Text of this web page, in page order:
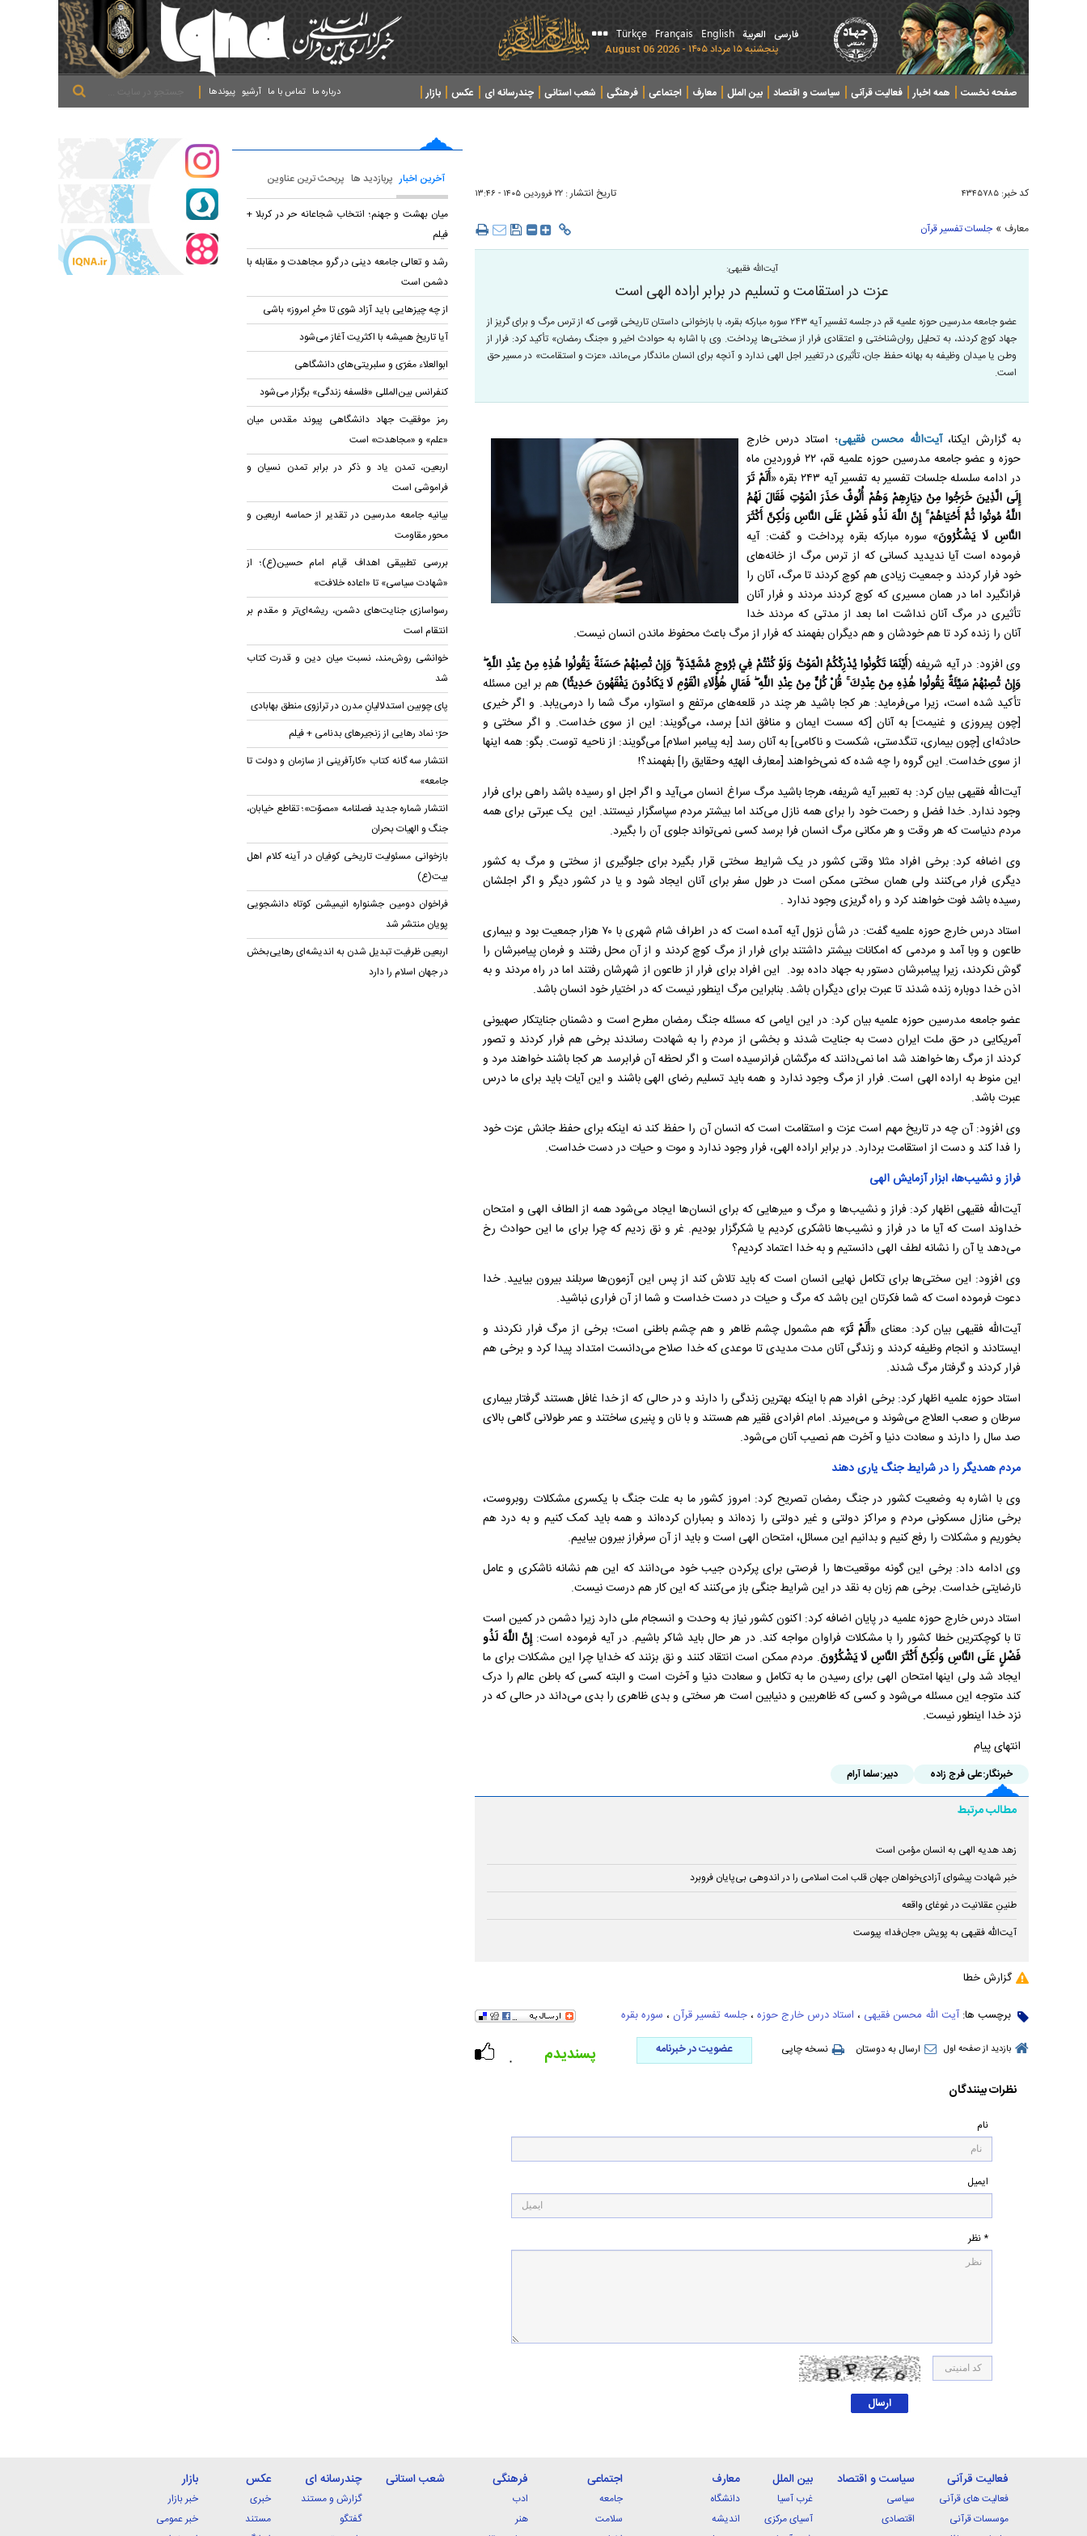
فارسی العربیة English
Français
Türkçe
پنجشنبه ۱۵ مرداد ۱۴۰۵ - 2026 August 06
صفحه نخست همه اخبار فعالیت قرآنی سیاست و اقتصاد بین الملل معارف اجتماعی فرهنگی شعب استانی چندرسانه ای عکس
بازار
پیوندها آرشیو تماس با ما درباره ما
کد خبر: ۴۳۴۵۷۸۵ تاریخ انتشار : ۲۲ فروردين ۱۴۰۵ - ۱۳:۴۶
معارف » جلسات تفسیر قرآن
آیت‌الله فقیهی:
عزت در استقامت و تسلیم در برابر اراده الهی است
عضو جامعه مدرسین حوزه علمیه قم در جلسه تفسیر آیه ۲۴۳ سوره مبارکه بقره، با بازخوانی داستان تاریخی قومی که از ترس مرگ و برای گریز از
جهاد کوچ کردند، به تحلیل روان‌شناختی و اعتقادی فرار از سختی‌ها پرداخت. وی با اشاره به حوادث اخیر و «جنگ رمضان» تأکید کرد: فرار از
وطن یا میدان وظیفه به بهانه حفظ جان، تأثیری در تغییر اجل الهی ندارد و آنچه برای انسان ماندگار می‌ماند، «عزت و استقامت» در مسیر حق
است.
به گزارش ایکنا،آیت‌الله محسن فقیهی؛ استاد درس خارج
حوزه و عضو جامعه مدرسین حوزه علمیه قم، ۲۲ فروردین‌ ماه
در ادامه سلسله جلسات تفسیر به تفسیر آیه ۲۴۳ بقره «
أَلَمْ تَرَ
إِلَى الَّذِينَ خَرَجُوا مِنْ دِيَارِهِمْ وَهُمْ أُلُوفٌ حَذَرَ الْمَوْتِ فَقَالَ لَهُمُ
اللَّهُ مُوتُوا ثُمَّ أَحْيَاهُمْ ۚ إِنَّ اللَّهَ لَذُو فَضْلٍ عَلَى النَّاسِ وَلَٰكِنَّ أَكْثَرَ
النَّاسِ لَا يَشْكُرُونَ» سوره مبارکه بقره پرداخت و گفت: آیه
فرموده است آیا ندیدید کسانی که از ترس مرگ از خانه‌های
خود فرار کردند و جمعیت زیادی هم کوچ کردند تا مرگ، آنان را
فرانگیرد اما در همان مسیری که کوچ کردند مردند و فرار آنان
تأثیری در مرگ آنان نداشت اما بعد از مدتی که مردند خدا
آنان را زنده کرد تا هم خودشان و هم دیگران بفهمند که فرار از مرگ باعث محفوظ ماندن انسان نیست.
وی افزود: در آیه شریفه (أَيْنَمَا تَكُونُوا يُدْرِكْكُمُ الْمَوْتُ وَلَوْ كُنْتُمْ فِي بُرُوجٍ مُشَيَّدَةٍ ۗ وَإِنْ تُصِبْهُمْ حَسَنَةٌ يَقُولُوا هَٰذِهِ مِنْ عِنْدِ اللَّهِ ۖ
وَإِنْ تُصِبْهُمْ سَيِّئَةٌ يَقُولُوا هَٰذِهِ مِنْ عِنْدِكَ ۚ قُلْ كُلٌّ مِنْ عِنْدِ اللَّهِ ۖ فَمَالِ هَٰؤُلَاءِ الْقَوْمِ لَا يَكَادُونَ يَفْقَهُونَ حَدِيثًا)هم بر این مسئله
تأکید شده است، زیرا می‌فرماید: هر کجا باشید هر چند در قلعه‌های مرتفع و استوار، مرگ شما را درمی‌یابد. و اگر خیری
[چون پیروزی و غنیمت] به آنان [که سست ایمان و منافق اند] برسد، می‌گویند: این از سوی خداست. و اگر سختی و
حادثه‌ای [چون بیماری، تنگدستی، شکست و ناکامی] به آنان رسد [به پیامبر اسلام] می‌گویند: از ناحیه توست. بگو: همه اینها
از سوی خداست. این گروه را چه شده که نمی‌خواهند [معارف الهیّه وحقایق را] بفهمند؟!
آیت‌الله فقیهی بیان کرد: به تعبیر آیه شریفه، هرجا باشید مرگ سراغ انسان می‌آید و اگر اجل او رسیده باشد راهی برای فرار
وجود ندارد. خدا فضل و رحمت خود را برای همه نازل می‌کند اما بیشتر مردم سپاسگزار نیستند. این یک عبرتی برای همه
مردم دنیاست که هر وقت و هر مکانی مرگ انسان فرا برسد کسی نمی‌تواند جلوی آن را بگیرد.
وی اضافه کرد: برخی افراد مثلا وقتی کشور در یک شرایط سختی قرار بگیرد برای جلوگیری از سختی و مرگ به کشور
دیگری فرار می‌کنند ولی همان سختی ممکن است در طول سفر برای آنان ایجاد شود و یا در کشور دیگر و اگر اجلشان
رسیده باشد فوت خواهند کرد و راه گریزی وجود ندارد .
استاد درس خارج حوزه علمیه گفت: در شأن نزول آیه آمده است که در اطراف شام شهری با ۷۰ هزار جمعیت بود و بیماری
طاعون و وبا آمد و مردمی که امکانات بیشتر داشتند برای فرار از مرگ کوچ کردند و از آن محل رفتند و فرمان پیامبرشان را
گوش نکردند، زیرا پیامبرشان دستور به جهاد داده بود. این افراد برای فرار از طاعون از شهرشان رفتند اما در راه مردند و به
اذن خدا دوباره زنده شدند تا عبرت برای دیگران باشد. بنابراین مرگ اینطور نیست که در اختیار خود انسان باشد.
عضو جامعه مدرسین حوزه علمیه بیان کرد: در این ایامی که مسئله جنگ رمضان مطرح است و دشمنان جنایتکار صهیونی
آمریکایی در حق ملت ایران دست به جنایت شدند و بخشی از مردم را به شهادت رساندند برخی هم فرار کردند و تصور
کردند از مرگ رها خواهند شد اما نمی‌دانند که مرگشان فرانرسیده است و اگر لحظه آن فرابرسد هر کجا باشند خواهند مرد و
این منوط به اراده الهی است. فرار از مرگ وجود ندارد و همه باید تسلیم رضای الهی باشند و این آیات باید برای ما درس
عبرت باشد.
وی افزود: آن چه در تاریخ مهم است عزت و استقامت است که انسان آن را حفظ کند نه اینکه برای حفظ جانش عزت خود
را فدا کند و دست از استقامت بردارد. در برابر اراده الهی، فرار وجود ندارد و موت و حیات در دست خداست.
فراز و نشیب‌ها، ابزار آزمایش الهی
آیت‌الله فقیهی اظهار کرد: فراز و نشیب‌ها و مرگ و میرهایی که برای انسان‌ها ایجاد می‌شود همه از الطاف الهی و امتحان
خداوند است که آیا ما در فراز و نشیب‌ها ناشکری کردیم یا شکرگزار بودیم. غر و نق زدیم که چرا برای ما این حوادث رخ
می‌دهد یا آن را نشانه لطف الهی دانستیم و به خدا اعتماد کردیم؟
وی افزود: این سختی‌ها برای تکامل نهایی انسان است که باید تلاش کند از پس این آزمون‌ها سربلند بیرون بیایید. خدا
دعوت فرموده است که شما فکرتان این باشد که مرگ و حیات در دست خداست و شما از آن فراری نباشید.
آیت‌الله فقیهی بیان کرد: معنای «أَلَمْ تَرَ» هم مشمول چشم ظاهر و هم چشم باطنی است؛ برخی از مرگ فرار نکردند و
ایستادند و انجام وظیفه کردند و زندگی آنان مدت مدیدی تا موعدی که خدا صلاح می‌دانست امتداد پیدا کرد و برخی هم
فرار کردند و گرفتار مرگ شدند.
استاد حوزه علمیه اظهار کرد: برخی افراد هم با اینکه بهترین زندگی را دارند و در حالی که از خدا غافل هستند گرفتار بیماری
سرطان و صعب العلاج می‌شوند و می‌میرند. امام افرادی فقیر هم هستند و با نان و پنیری ساختند و عمر طولانی گاهی بالای
صد سال را دارند و سعادت دنیا و آخرت هم نصیب آنان می‌شود.
مردم همدیگر را در شرایط جنگ یاری دهند
وی با اشاره به وضعیت کشور در جنگ رمضان تصریح کرد: امروز کشور ما به علت جنگ با یکسری مشکلات روبروست،
برخی منازل مسکونی مردم و مراکز دولتی و غیر دولتی را زده‌اند و بمباران کرده‌اند و همه باید کمک کنیم و به درد هم
بخوریم و مشکلات را رفع کنیم و بدانیم این مسائل، امتحان الهی است و باید از آن سرفراز بیرون بیاییم.
وی ادامه داد: برخی این گونه موقعیت‌ها را فرصتی برای پرکردن جیب خود می‌دانند که این هم نشانه ناشکری و عامل
نارضایتی خداست. برخی هم زبان به نقد در این شرایط جنگی باز می‌کنند که این کار هم درست نیست.
استاد درس خارج حوزه علمیه در پایان اضافه کرد: اکنون کشور نیاز به وحدت و انسجام ملی دارد زیرا دشمن در کمین است
تا با کوچکترین خطا کشور را با مشکلات فراوان مواجه کند. در هر حال باید شاکر باشیم. در آیه فرموده است:إِنَّ اللَّهَ لَذُو
فَضْلٍ عَلَى النَّاسِ وَلَٰكِنَّ أَكْثَرَ النَّاسِ لَا يَشْكُرُونَ. مردم ممکن است انتقاد کنند و نق بزنند که خدایا چرا این مشکلات برای ما
ایجاد شد ولی اینها امتحان الهی برای رسیدن ما به تکامل و سعادت دنیا و آخرت است و البته کسی که باطن عالم را درک
کند متوجه این مسئله می‌شود و کسی که ظاهربین و دنیابین است هر سختی و بدی ظاهری را بدی می‌داند در حالی که در
نزد خدا اینطور نیست.
انتهای پیام
خبرنگار:علی فرج زاده دبیر:سلما آرام
مطالب مرتبط
زهد هدیه الهی به انسان مؤمن است
خبر شهادت پیشوای آزادی‌خواهان جهان قلب امت اسلامی را در اندوهی بی‌پایان فروبرد
طنینِ عقلانیت در غوغای واقعه
آیت‌الله فقیهی به پویش «جان‌فدا» پیوست
گزارش خطا
برچسب ها: آیت الله محسن فقیهی ، استاد درس خارج حوزه ، جلسه تفسیر قرآن ، سوره بقره
بازدید از صفحه اول ارسال به دوستان نسخه چاپی عضویت در خبرنامه
۰ پسندیدم
نظرات بینندگان
نام
ایمیل
* نظر
آخرین اخبار پربازدید ها پربحث ترین عناوین
میان بهشت و جهنم؛ انتخاب شجاعانه حر در کربلا +
فیلم
رشد و تعالی جامعه دینی در گرو مجاهدت و مقابله با
دشمن است
از چه چیزهایی باید آزاد شوی تا «حُرِ امروز» باشی
آیا تاریخ همیشه با اکثریت آغاز می‌شود
ابوالعلاء معَرّی و سلبریتی‌های دانشگاهی
کنفرانس بین‌المللی «فلسفه زندگی» برگزار می‌شود
رمز موفقیت جهاد دانشگاهی پیوند مقدس میان
«علم» و «مجاهدت» است
اربعین، تمدن یاد و ذکر در برابر تمدن نسیان و
فراموشی است
بیانیه‌ جامعه مدرسین در تقدیر از حماسه اربعین و
محور مقاومت
بررسی تطبیقی اهداف قیام امام حسین(ع)؛ از
«شهادت سیاسی» تا «اعاده خلافت»
رسواسازی جنایت‌های دشمن، ریشه‌ای‌تر و مقدم بر
انتقام است
خوانشی روش‌مند، نسبت میان دین و قدرت کتاب
شد
پای چوبین استدلالیانِ مدرن در ترازوی منطق بهابادی
حرّ؛ نماد رهایی از زنجیرهای بدنامی + فیلم
انتشار سه گانه کتاب «کارآفرینی از سازمان و دولت تا
جامعه»
انتشار شماره جدید فصلنامه «مصوّت»؛ تقاطع خیابان،
جنگ و الهیات بحران
بازخوانی مسئولیت تاریخی کوفیان در آینه کلام اهل
بیت(ع)
فراخوان دومین جشنواره انیمیشن کوتاه دانشجویی
پویان منتشر شد
اربعین ظرفیت تبدیل شدن به اندیشه‌ای رهایی‌بخش
در جهان اسلام را دارد
فعالیت قرآنی
فعالیت های قرآنی
موسسات قرآنی
سیاست و اقتصاد
سیاسی
اقتصادی
بین الملل
غرب آسیا
آسیای مرکزی
معارف
دانشگاه
اندیشه
اجتماعی
جامعه
سلامت
فرهنگی
ادب
هنر
شعب استانی چندرسانه ای
گزارش و مستند
گفتگو
عکس
خبری
مستند
بازار
خبر بازار
خبر عمومی